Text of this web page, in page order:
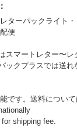
ターパックライト
便
スマートレター〜レ
ックプラスでは送れ
です。送料について
shipping fee.